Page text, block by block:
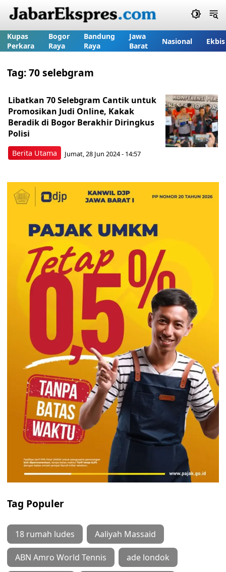
Kupas
Perkara
Bogor
Raya
Bandung
Raya
Jawa
Barat
Nasional Ekbis
Tag:70 selebgram
Berita Utama
Libatkan 70 Selebgram Cantik untuk
Promosikan Judi Online, Kakak
Beradik di Bogor Berakhir Diringkus
Polisi
Jumat, 28 Jun 2024 - 14:57
Tag Populer
18 rumah ludes Aaliyah Massaid
ABN Amro World Tennis ade londok